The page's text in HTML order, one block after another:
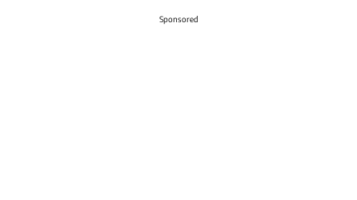
Sponsored